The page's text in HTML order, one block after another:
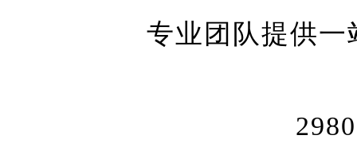
专业团队提供